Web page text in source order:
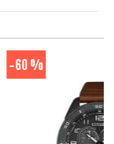
-60 %